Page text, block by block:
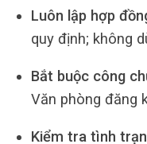
Luôn lập hợp
quy định; không
Bắt buộc công
Văn phòng đăng
Kiểm tra tình